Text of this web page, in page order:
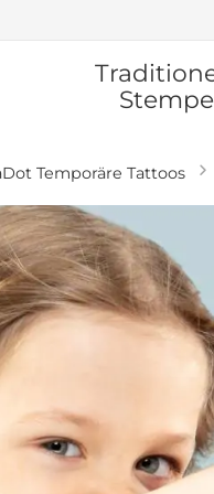
Temporäre Tattoos